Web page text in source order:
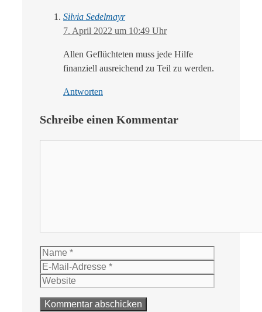
Silvia Sedelmayr
7. April 2022 um 10:49 Uhr
Allen Geflüchteten muss jede Hilfe
finanziell ausreichend zu Teil zu werden.
Antworten
Schreibe einen Kommentar
Name